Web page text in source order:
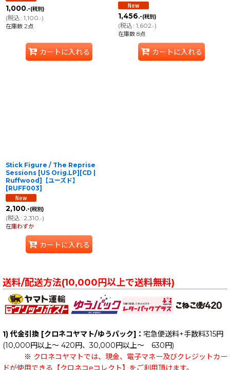
1,000.-(税別)
(税込: 1,100.-)
在庫数 2点
カートに入れる
1,456.-(税別)
(税込: 1,602.-)
在庫数 8点
カートに入れる
Stick Figure / The Reprise
Sessions [US Orig.LP][CD |
Ruffwood]【ユーズド】
[RUFF003]
2,100.-(税別)
(税込: 2,310.-)
在庫わずか
カートに入れる
送料/配送方法(10,000円以上で送料無料)
1) 代金引換 [クロネコヤマト/ゆうパック]： 宅急便送料+手数料315円
(10,000円以上～ 420円、30,000円以上～ 630円)
※ クロネコヤマトでは、現金、電子マネー及びクレジットカー
ドが使用できる【クロネコeコレクト】をご利用頂けます。